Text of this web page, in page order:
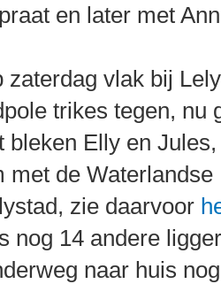
en later met
zaterdag vlak bij
trikes tegen, nu
bleken Elly en
met de
zie daarvoor
nog 14 andere
naar huis